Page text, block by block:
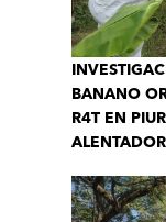
BANANO
R4T EN